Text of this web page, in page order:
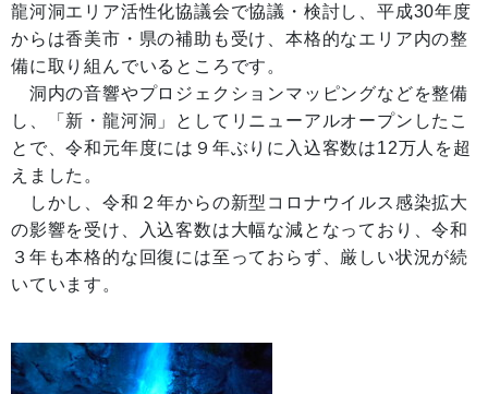
龍河洞エリア活性化協議会で協議・検討し、平成30年度
からは香美市・県の補助も受け、本格的なエリア内の整
備に取り組んでいるところです。
洞内の音響やプロジェクションマッピングなどを整備
し、「新・龍河洞」としてリニューアルオープンしたこ
とで、令和元年度には９年ぶりに入込客数は12万人を超
えました。
しかし、令和２年からの新型コロナウイルス感染拡大
の影響を受け、入込客数は大幅な減となっており、令和
３年も本格的な回復には至っておらず、厳しい状況が続
いています。